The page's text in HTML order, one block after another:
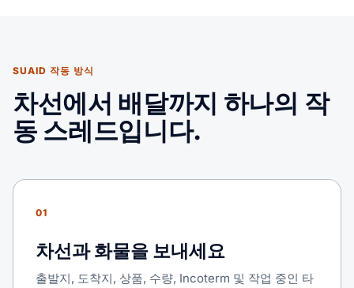
SUAID 작동 방식
차선에서 배달까지 하나의 작
동 스레드입니다.
01
차선과 화물을 보내세요
출발지, 도착지, 상품, 수량, Incoterm 및 작업 중인 타